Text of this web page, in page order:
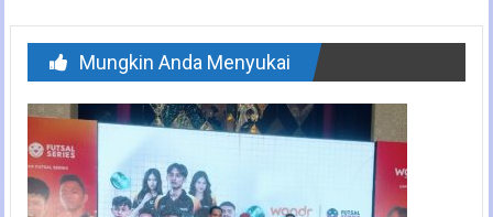
Mungkin Anda Menyukai